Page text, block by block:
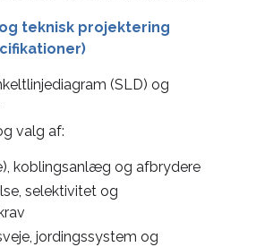
teknisk projektering
(SLD) og
valg af:
koblingsanlæg og afbrydere
selektivitet og
jordingssystem og